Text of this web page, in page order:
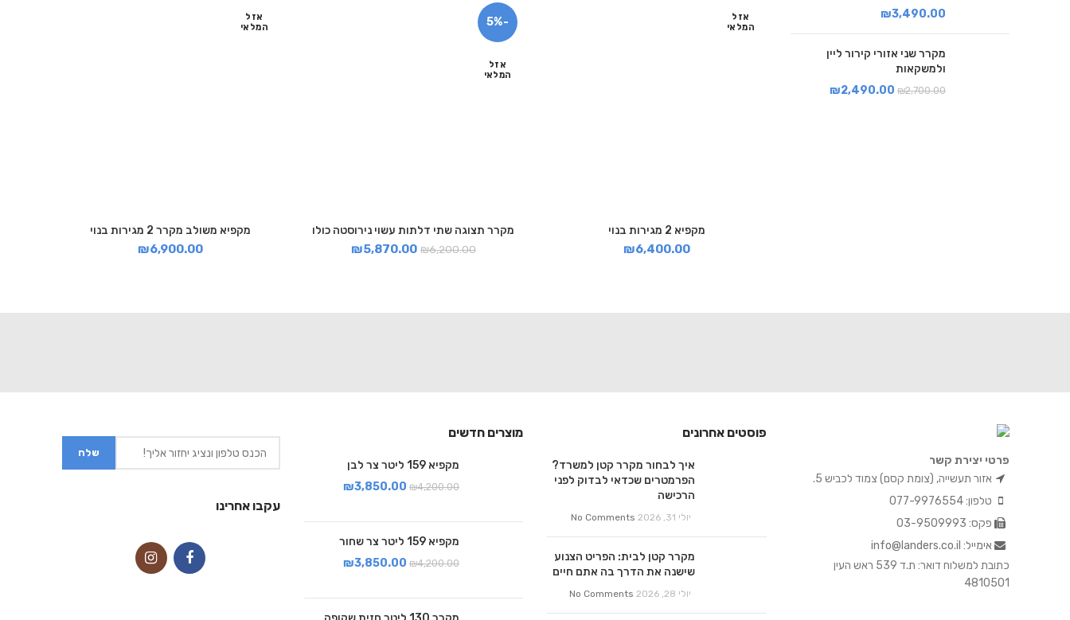
אזל
המלאי
מקפיא 2 מגירות בנוי
₪6,400.00
-5%
אזל
המלאי
מקרר תצוגה שתי דלתות עשוי נירוסטה כולו
₪6,200.00
₪5,870.00
אזל
המלאי
מקפיא משולב מקרר 2 מגירות בנוי
₪6,900.00
₪3,490.00
מקרר שני אזורי קירור ליין
ולמשקאות
₪2,700.00
₪2,490.00
פרטי יצירת קשר
אזור תעשייה, (צומת קסם) צמוד לכביש 5.
טלפון: 077-9976554
פקס: 03-9509993
אימייל: info@landers.co.il
כתובת למשלוח דואר: ת.ד 539 ראש העין
4810501
פוסטים אחרונים
איך לבחור מקרר קטן למשרד?
הפרמטרים שכדאי לבדוק לפני
הרכישה
יולי 31, 2026 No Comments
מקרר קטן לבית: הפריט הצנוע
שישנה את הדרך בה אתם חיים
יולי 28, 2026 No Comments
מוצרים חדשים
מקפיא 159 ליטר צר לבן
₪4,200.00
₪3,850.00
מקפיא 159 ליטר צר שחור
₪4,200.00
₪3,850.00
עקבו אחרינו